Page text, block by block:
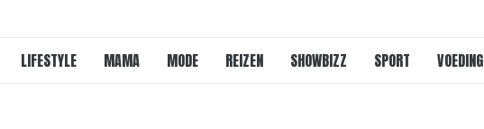
LIFESTYLE MAMA MODE REIZEN SHOWBIZZ SPORT VOEDING